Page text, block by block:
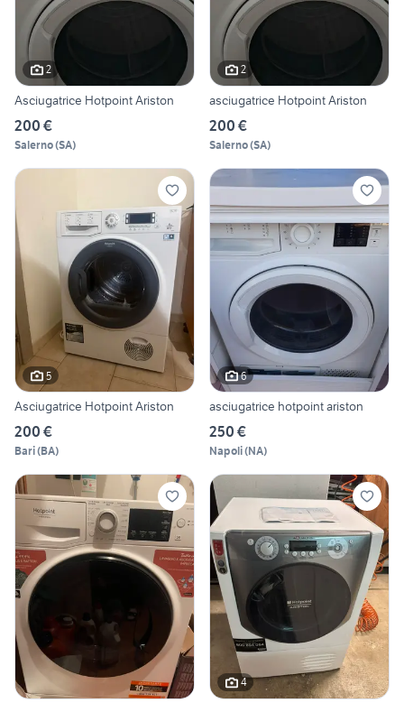
2
Asciugatrice Hotpoint Ariston
200 €
Salerno(SA)
2
asciugatrice Hotpoint Ariston
200 €
Salerno(SA)
5
Asciugatrice Hotpoint Ariston
200 €
Bari(BA)
6
asciugatrice hotpoint ariston
250 €
Napoli(NA)
4